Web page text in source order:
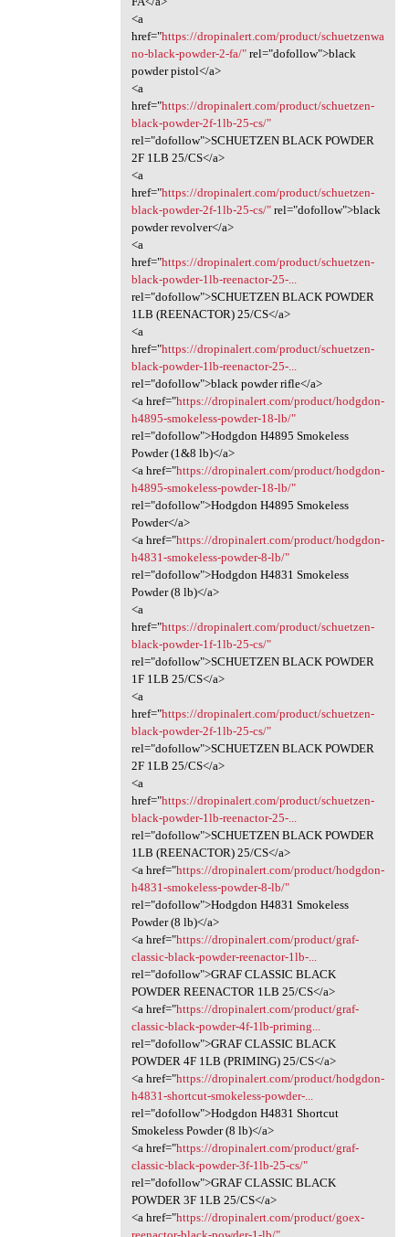
<a
href="https://dropinalert.com/product/schuetzenwa
no-black-powder-2-fa/"rel="dofollow">black
powder pistol</a>
<a
href="https://dropinalert.com/product/schuetzen-
black-powder-2f-1lb-25-cs/"
rel="dofollow">SCHUETZEN BLACK POWDER
2F 1LB 25/CS</a>
<a
href="https://dropinalert.com/product/schuetzen-
black-powder-2f-1lb-25-cs/"rel="dofollow">black
powder revolver</a>
<a
href="https://dropinalert.com/product/schuetzen-
black-powder-1lb-reenactor-25-...
rel="dofollow">SCHUETZEN BLACK POWDER
1LB (REENACTOR) 25/CS</a>
<a
href="https://dropinalert.com/product/schuetzen-
black-powder-1lb-reenactor-25-...
rel="dofollow">black powder rifle</a>
<a href="https://dropinalert.com/product/hodgdon-
h4895-smokeless-powder-18-lb/"
rel="dofollow">Hodgdon H4895 Smokeless
Powder (1&8 lb)</a>
<a href="https://dropinalert.com/product/hodgdon-
h4895-smokeless-powder-18-lb/"
rel="dofollow">Hodgdon H4895 Smokeless
Powder</a>
<a href="https://dropinalert.com/product/hodgdon-
h4831-smokeless-powder-8-lb/"
rel="dofollow">Hodgdon H4831 Smokeless
Powder (8 lb)</a>
<a
href="https://dropinalert.com/product/schuetzen-
black-powder-1f-1lb-25-cs/"
rel="dofollow">SCHUETZEN BLACK POWDER
1F 1LB 25/CS</a>
<a
href="https://dropinalert.com/product/schuetzen-
black-powder-2f-1lb-25-cs/"
rel="dofollow">SCHUETZEN BLACK POWDER
2F 1LB 25/CS</a>
<a
href="https://dropinalert.com/product/schuetzen-
black-powder-1lb-reenactor-25-...
rel="dofollow">SCHUETZEN BLACK POWDER
1LB (REENACTOR) 25/CS</a>
<a href="https://dropinalert.com/product/hodgdon-
h4831-smokeless-powder-8-lb/"
rel="dofollow">Hodgdon H4831 Smokeless
Powder (8 lb)</a>
<a href="https://dropinalert.com/product/graf-
classic-black-powder-reenactor-1lb-...
rel="dofollow">GRAF CLASSIC BLACK
POWDER REENACTOR 1LB 25/CS</a>
<a href="https://dropinalert.com/product/graf-
classic-black-powder-4f-1lb-priming...
rel="dofollow">GRAF CLASSIC BLACK
POWDER 4F 1LB (PRIMING) 25/CS</a>
<a href="https://dropinalert.com/product/hodgdon-
h4831-shortcut-smokeless-powder-...
rel="dofollow">Hodgdon H4831 Shortcut
Smokeless Powder (8 lb)</a>
<a href="https://dropinalert.com/product/graf-
classic-black-powder-3f-1lb-25-cs/"
rel="dofollow">GRAF CLASSIC BLACK
POWDER 3F 1LB 25/CS</a>
<a href="https://dropinalert.com/product/goex-